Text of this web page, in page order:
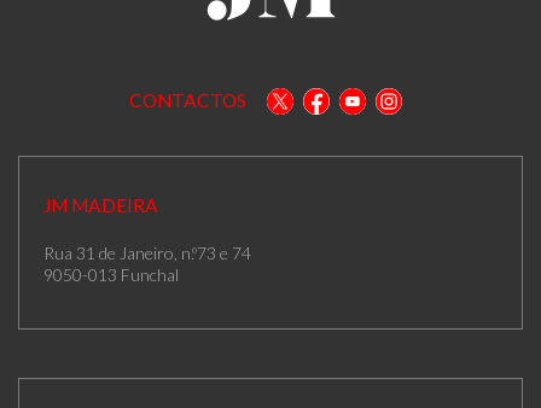
CONTACTOS
JM MADEIRA
Rua 31 de Janeiro, n.º73 e 74
9050-013 Funchal